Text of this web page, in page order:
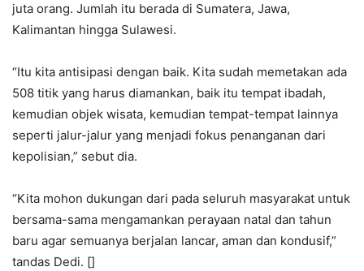
juta orang. Jumlah itu berada di Sumatera, Jawa,
Kalimantan hingga Sulawesi.
“Itu kita antisipasi dengan baik. Kita sudah memetakan ada
508 titik yang harus diamankan, baik itu tempat ibadah,
kemudian objek wisata, kemudian tempat-tempat lainnya
seperti jalur-jalur yang menjadi fokus penanganan dari
kepolisian,” sebut dia.
“Kita mohon dukungan dari pada seluruh masyarakat untuk
bersama-sama mengamankan perayaan natal dan tahun
baru agar semuanya berjalan lancar, aman dan kondusif,”
tandas Dedi. []